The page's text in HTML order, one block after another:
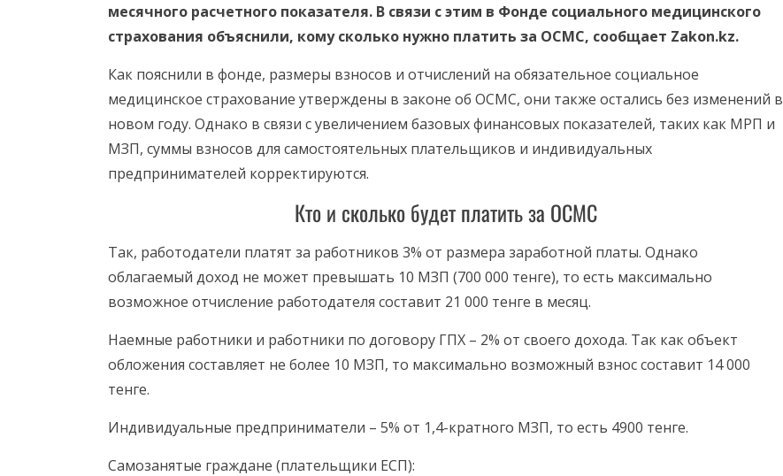
месячного расчетного показателя. В связи с этим в Фонде социального медицинского
страхования объяснили, кому сколько нужно платить за ОСМС, сообщает Zakon.kz.
Как пояснили в фонде, размеры взносов и отчислений на обязательное социальное
медицинское страхование утверждены в законе об ОСМС, они также остались без изменений в
новом году. Однако в связи с увеличением базовых финансовых показателей, таких как МРП и
МЗП, суммы взносов для самостоятельных плательщиков и индивидуальных
предпринимателей корректируются.
Кто и сколько будет платить за ОСМС
Так, работодатели платят за работников 3% от размера заработной платы. Однако
облагаемый доход не может превышать 10 МЗП (700 000 тенге), то есть максимально
возможное отчисление работодателя составит 21 000 тенге в месяц.
Наемные работники и работники по договору ГПХ – 2% от своего дохода. Так как объект
обложения составляет не более 10 МЗП, то максимально возможный взнос составит 14 000
тенге.
Индивидуальные предприниматели – 5% от 1,4-кратного МЗП, то есть 4900 тенге.
Самозанятые граждане (плательщики ЕСП):